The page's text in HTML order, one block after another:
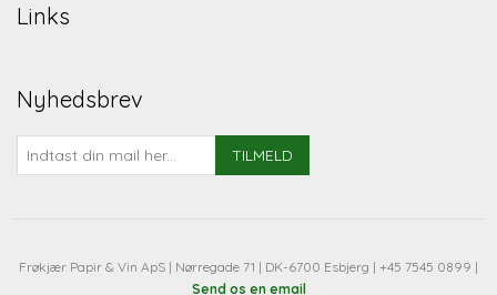
Links
Nyhedsbrev
TILMELD
Frøkjær Papir & Vin ApS | Nørregade 71 | DK-6700 Esbjerg | +45 7545 0899 |
Send os en email